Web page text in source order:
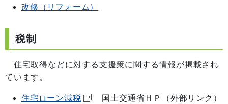
改修（リフォーム）
税制
住宅取得などに対する支援策に関する情報が掲載され
ています。
住宅ローン減税
国土交通省ＨＰ（外部リンク）